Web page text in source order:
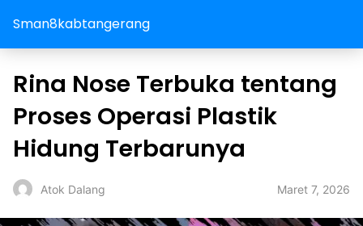
Sman8kabtangerang
Rina Nose Terbuka tentang
Proses Operasi Plastik
Hidung Terbarunya
Atok Dalang Maret 7, 2026